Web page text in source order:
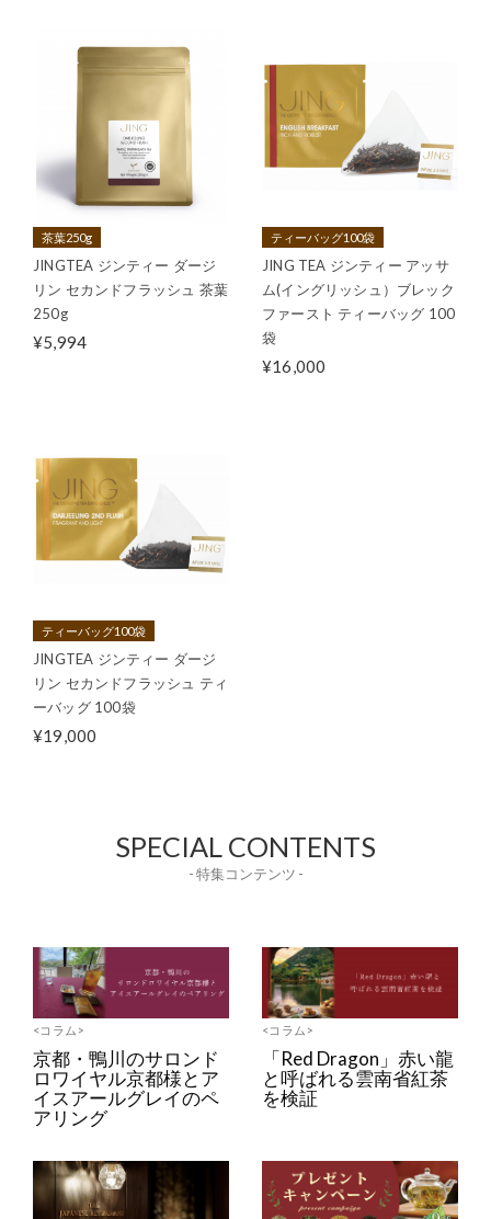
茶葉250g
JINGTEA ジンティー ダージ
リン セカンドフラッシュ 茶葉
250g
¥5,994
ティーバッグ100袋
JING TEA ジンティー アッサ
ム(イングリッシュ）ブレック
ファースト ティーバッグ 100
袋
¥16,000
ティーバッグ100袋
JINGTEA ジンティー ダージ
リン セカンドフラッシュ ティ
ーバッグ 100袋
¥19,000
SPECIAL CONTENTS
- 特集コンテンツ -
<コラム>
京都・鴨川のサロンド
ロワイヤル京都様とア
イスアールグレイのペ
アリング
<コラム>
「Red Dragon」赤い龍
と呼ばれる雲南省紅茶
を検証